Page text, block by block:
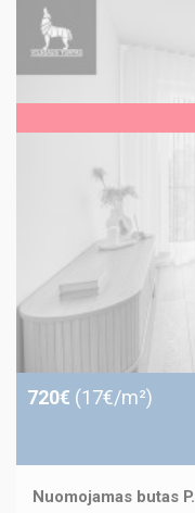
720€ (17€/m²)
Nuomojamas butas